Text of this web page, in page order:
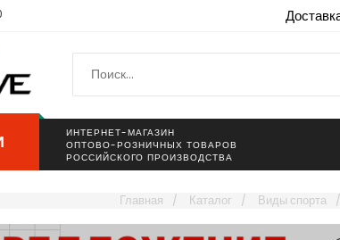
ИНТЕРНЕТ-МАГАЗИН
ОПТОВО-РОЗНИЧНЫХ ТОВАРОВ
РОССИЙСКОГО ПРОИЗВОДСТВА
Главная Каталог Виды спорта